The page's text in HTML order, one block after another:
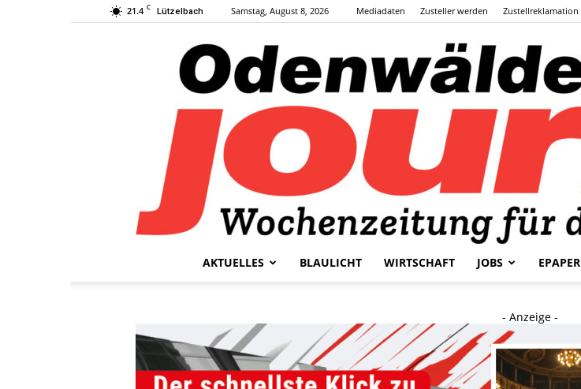
21.4 C Lützelbach Samstag, August 8, 2026 Mediadaten Zusteller werden Zustellreklamation
AKTUELLES BLAULICHT WIRTSCHAFT JOBS EPAPER
- Anzeige -